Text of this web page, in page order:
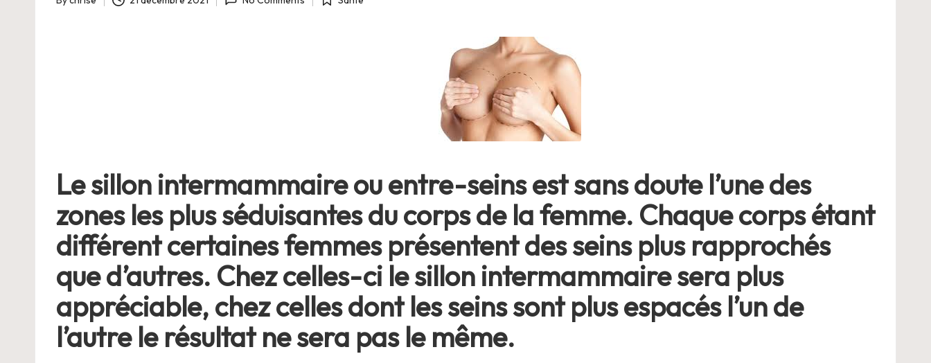
e
t
Posted
Posted
Le sillon intermammaire ou entre-seins est sans doute l’une des
zones les plus séduisantes du corps de la femme. Chaque corps étant
différent certaines femmes présentent des seins plus rapprochés
que d’autres. Chez celles-ci le sillon intermammaire sera plus
appréciable, chez celles dont les seins sont plus espacés l’un de
l’autre le résultat ne sera pas le même.